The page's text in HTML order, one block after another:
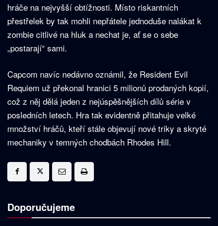
hráče na nejvyšší obtížnosti. Místo riskantních
přestřelek by tak mohli nepřátele jednoduše nalákat k
zombie citlivé na hluk a nechat je, ať se o sebe
„postarají“ sami.
Capcom navíc nedávno oznámil, že Resident Evil
Requiem už překonal hranici 5 milionů prodaných kopií,
což z něj dělá jeden z nejúspěšnějších dílů série v
posledních letech. Hra tak evidentně přitahuje velké
množství hráčů, kteří stále objevují nové triky a skryté
mechaniky v temných chodbách Rhodes Hill.
Doporučujeme